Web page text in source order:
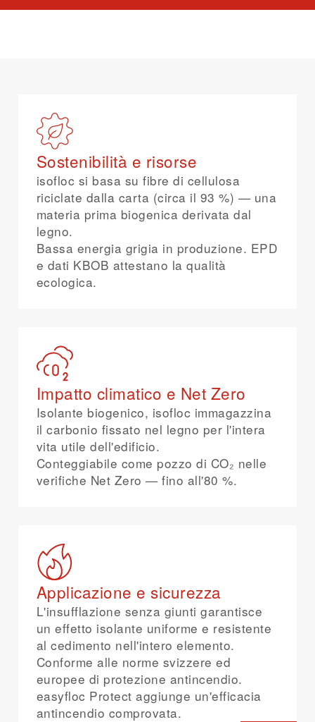
Sostenibilità e risorse
isofloc si basa su fibre di cellulosa
riciclate dalla carta (circa il 93 %) — una
materia prima biogenica derivata dal
legno.
Bassa energia grigia in produzione. EPD
e dati KBOB attestano la qualità
ecologica.
Impatto climatico e Net Zero
Isolante biogenico, isofloc immagazzina
il carbonio fissato nel legno per l'intera
vita utile dell'edificio.
Conteggiabile come pozzo di CO₂ nelle
verifiche Net Zero — fino all'80 %.
Applicazione e sicurezza
L'insufflazione senza giunti garantisce
un effetto isolante uniforme e resistente
al cedimento nell'intero elemento.
Conforme alle norme svizzere ed
europee di protezione antincendio.
easyfloc Protect aggiunge un'efficacia
antincendio comprovata.